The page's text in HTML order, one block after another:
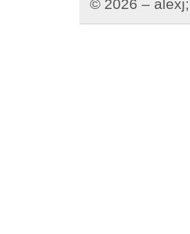
© 2026 –